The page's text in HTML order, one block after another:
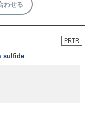
わせる
PRTR
sulfide